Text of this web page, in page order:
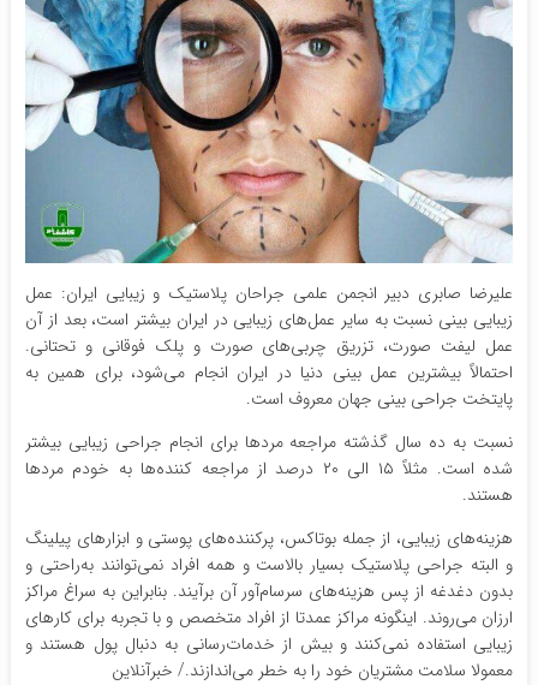
علیرضا صابری دبیر انجمن علمی جراحان پلاستیک و زیبایی ایران: عمل
زیبایی بینی نسبت به سایر عمل‌های زیبایی در ایران بیشتر است، بعد از آن
عمل لیفت صورت، تزریق چربی‌های صورت و پلک فوقانی و تحتانی.
احتمالاً بیشترین عمل بینی دنیا در ایران انجام می‌شود، برای همین به
پایتخت جراحی بینی جهان معروف است.
نسبت به ده سال گذشته مراجعه مردها برای انجام جراحی زیبایی بیشتر
شده است. مثلاً ۱۵ الی ۲۰ درصد از مراجعه کننده‌ها به خودم مردها
هستند.
هزینه‌های زیبایی، از جمله بوتاکس، پرکننده‌های پوستی و ابزارهای پیلینگ
و البته جراحی پلاستیک بسیار بالاست و همه افراد نمی‌توانند به‌راحتی و
بدون دغدغه از پس هزینه‌های سرسام‌آور آن برآیند. بنابراین به سراغ مراکز
ارزان‌ می‌روند. اینگونه مراکز عمدتا از افراد متخصص و با تجربه برای کارهای
زیبایی استفاده نمی‌کنند و بیش از خدمات‌رسانی به دنبال پول هستند و
معمولا سلامت مشتریان خود را به خطر می‌اندازند./ خبرآنلاین